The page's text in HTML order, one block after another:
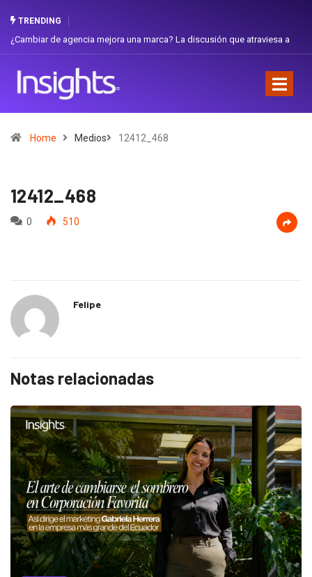
TRENDING
¿Cambiar de agencia mejora una marca? La discusión que atraviesa a
Home Medios 12412_468
12412_468
0 510
Felipe
Notas relacionadas